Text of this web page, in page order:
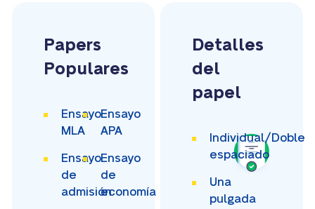
Papers
Populares
Ensayo
MLA
Ensayo
APA
Ensayo
de
admisión
Ensayo
de
economía
Detalles
del
papel
Individual/Doble
espaciado
Una
pulgada